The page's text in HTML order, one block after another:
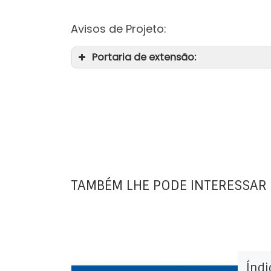
Avisos de Projeto:
Portaria de extensão:
TAMBÉM LHE PODE INTERESSAR